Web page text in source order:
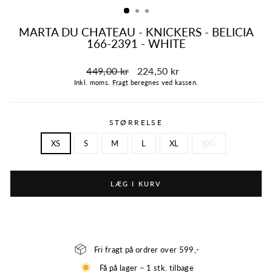
MARTA DU CHATEAU - KNICKERS - BELICIA
166-2391 - WHITE
Normalpris
449,00 kr Tilbudspris
224,50 kr
Inkl. moms. Fragt beregnes ved kassen.
STØRRELSE
XS S M L XL XXL
LÆG I KURV
Fri fragt på ordrer over 599,-
Få på lager – 1 stk. tilbage